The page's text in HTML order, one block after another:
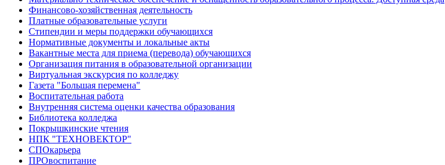
Финансово-хозяйственная деятельность
Платные образовательные услуги
Стипендии и меры поддержки обучающихся
Нормативные документы и локальные акты
Вакантные места для приема (перевода) обучающихся
Организация питания в образовательной организации
Виртуальная экскурсия по колледжу
Газета "Большая перемена"
Воспитательная работа
Внутренняя система оценки качества образования
Библиотека колледжа
Покрышкинские чтения
НПК "ТЕХНОВЕКТОР"
СПОкарьера
ПРОвоспитание